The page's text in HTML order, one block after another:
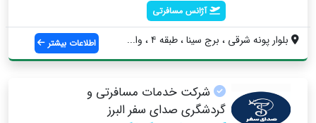
آژانس مسافرتی
بلوار پونه شرقی ، برج سینا ، طبقه ۴ ، وا... اطلاعات بیشتر
شرکت خدمات مسافرتی و
گردشگری صدای سفر البرز